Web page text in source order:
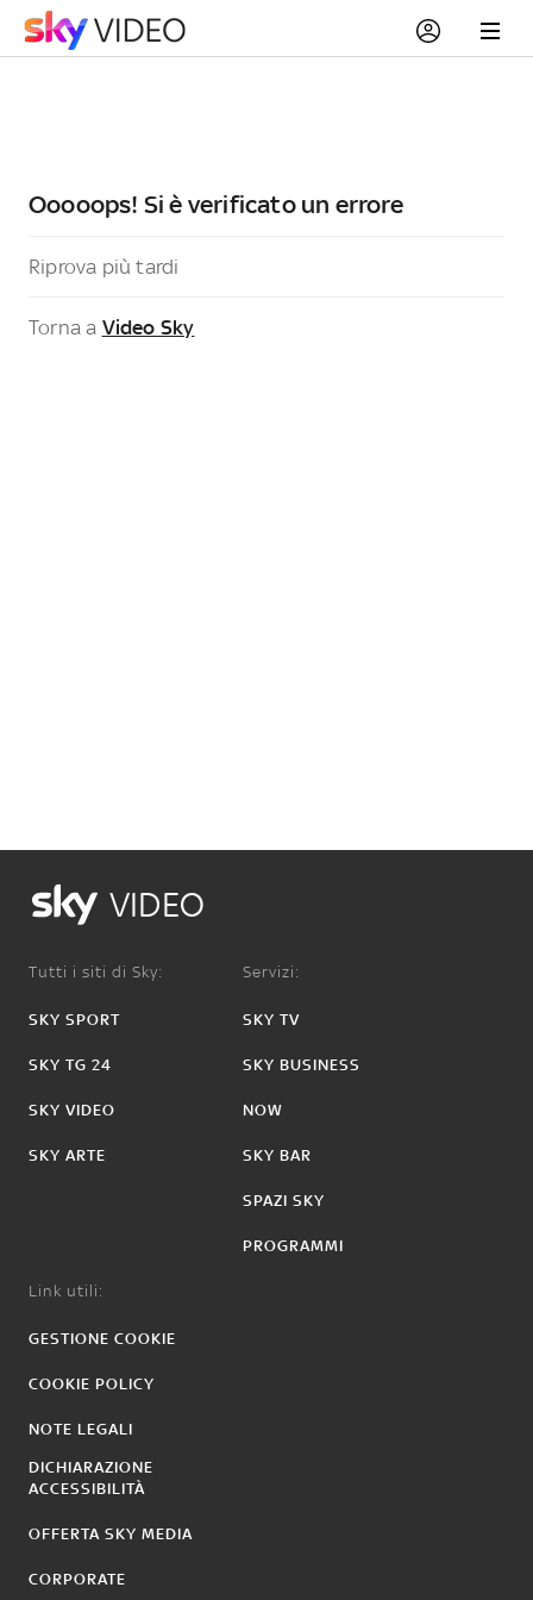
Ooooops! Si è verificato un errore
Riprova più tardi
Torna a Video Sky
VIDEO
Tutti i siti di Sky:
SKY SPORT
SKY TG 24
SKY VIDEO
SKY ARTE
Servizi:
SKY TV
SKY BUSINESS
NOW
SKY BAR
SPAZI SKY
PROGRAMMI
Link utili:
GESTIONE COOKIE
COOKIE POLICY
NOTE LEGALI
DICHIARAZIONE
ACCESSIBILITÀ
OFFERTA SKY MEDIA
CORPORATE